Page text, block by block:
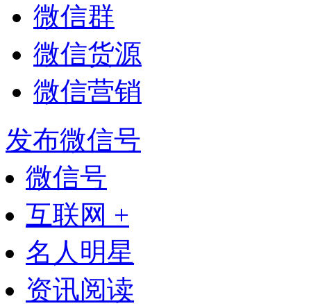
微信群
微信货源
微信营销
发布微信号
微信号
互联网 +
名人明星
资讯阅读